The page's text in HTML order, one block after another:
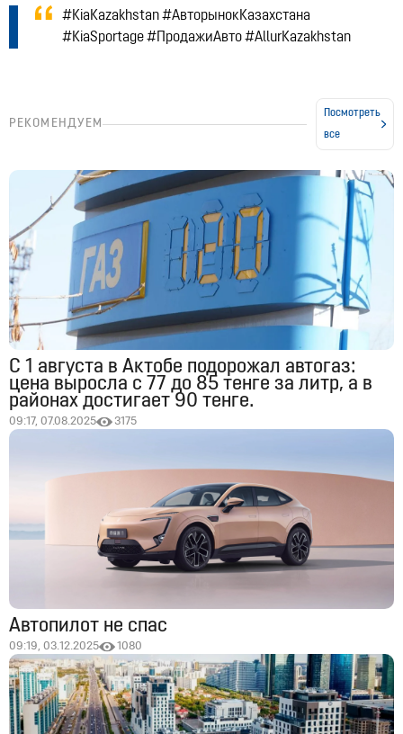
#KiaKazakhstan #АвторынокКазахстана
#KiaSportage #ПродажиАвто #AllurKazakhstan
РЕКОМЕНДУЕМ
Посмотреть
все
С 1 августа в Актобе подорожал автогаз:
цена выросла с 77 до 85 тенге за литр, а в
районах достигает 90 тенге.
09:17, 07.08.2025 3175
Автопилот не спас
09:19, 03.12.2025 1080